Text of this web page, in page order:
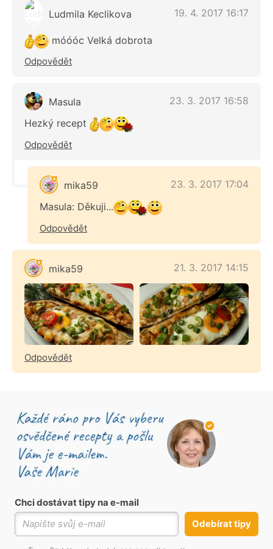
Ludmila Keclikova 19. 4. 2017 16:17
móóóc Velká dobrota
Odpovědět
Masula
23. 3. 2017 16:58
Hezký recept
Odpovědět
mika59
23. 3. 2017 17:04
Masula: Děkuji...
Odpovědět
mika59 21. 3. 2017 14:15
Odpovědět
Chci dostávat tipy na e-mail
Odebírat tipy